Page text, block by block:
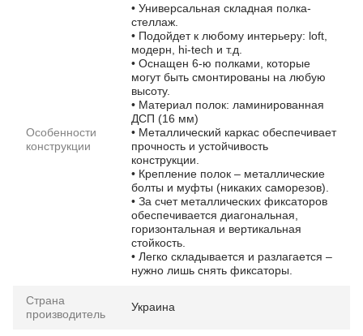
Особенности
конструкции
• Универсальная складная полка-
стеллаж.
• Подойдет к любому интерьеру: loft,
модерн, hi-tech и т.д.
• Оснащен 6-ю полками, которые
могут быть смонтированы на любую
высоту.
• Материал полок: ламинированная
ДСП (16 мм)
• Металлический каркас обеспечивает
прочность и устойчивость
конструкции.
• Крепление полок – металлические
болты и муфты (никаких саморезов).
• За счет металлических фиксаторов
обеспечивается диагональная,
горизонтальная и вертикальная
стойкость.
• Легко складывается и разлагается –
нужно лишь снять фиксаторы.
Страна
производитель
Украина